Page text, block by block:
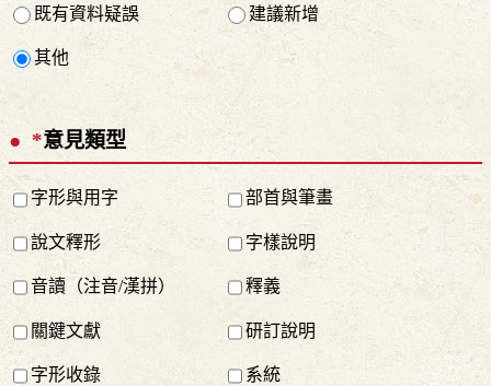
既有資料疑誤 建議新增
其他
*意見類型
字形與用字 部首與筆畫
說文釋形 字樣說明
音讀（注音/漢拼） 釋義
關鍵文獻 研訂說明
字形收錄 系統